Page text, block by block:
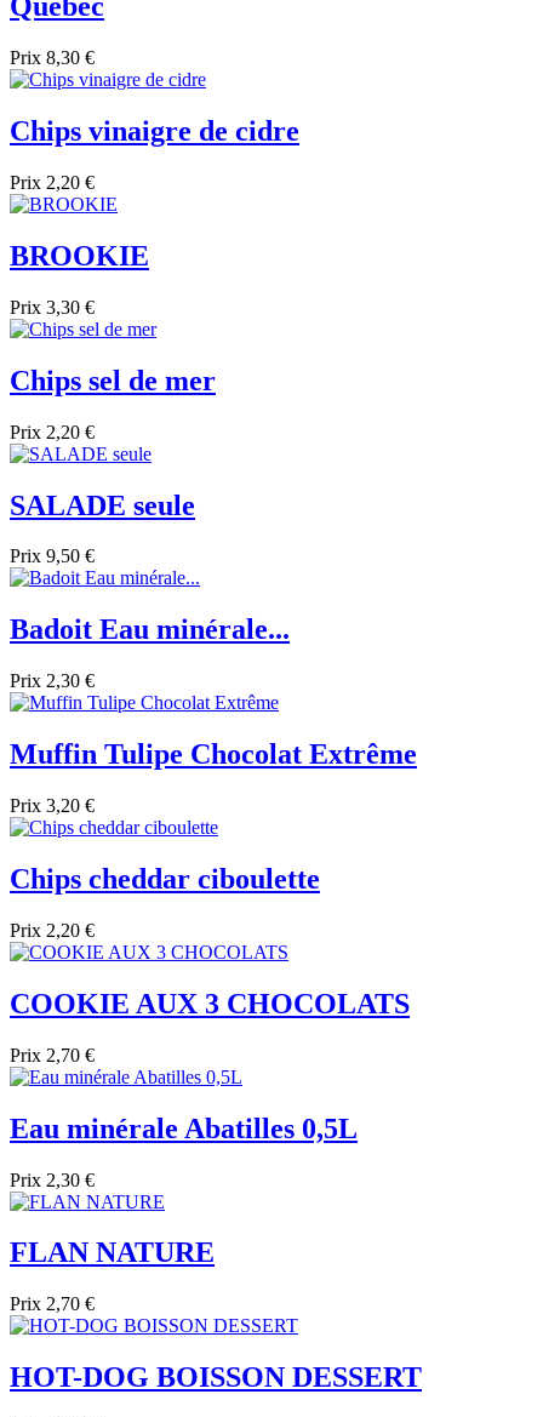
Quebec
Prix 8,30 €
Chips vinaigre de cidre
Prix 2,20 €
BROOKIE
Prix 3,30 €
Chips sel de mer
Prix 2,20 €
SALADE seule
Prix 9,50 €
Badoit Eau minérale...
Prix 2,30 €
Muffin Tulipe Chocolat Extrême
Prix 3,20 €
Chips cheddar ciboulette
Prix 2,20 €
COOKIE AUX 3 CHOCOLATS
Prix 2,70 €
Eau minérale Abatilles 0,5L
Prix 2,30 €
FLAN NATURE
Prix 2,70 €
HOT-DOG BOISSON DESSERT